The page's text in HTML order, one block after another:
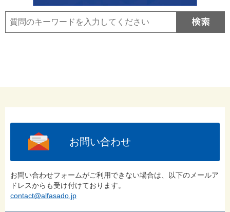
お問い合わせ
お問い合わせフォームがご利用できない場合は、以下のメールア
ドレスからも受け付けております。
contact@alfasado.jp